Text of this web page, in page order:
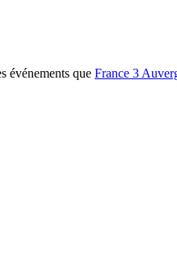
événements que France 3